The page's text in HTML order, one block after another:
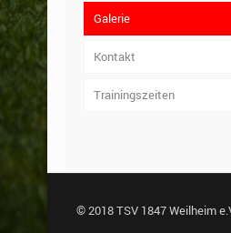
Galerie
Kontakt
Trainingszeiten
© 2018 TSV 1847 Weilheim